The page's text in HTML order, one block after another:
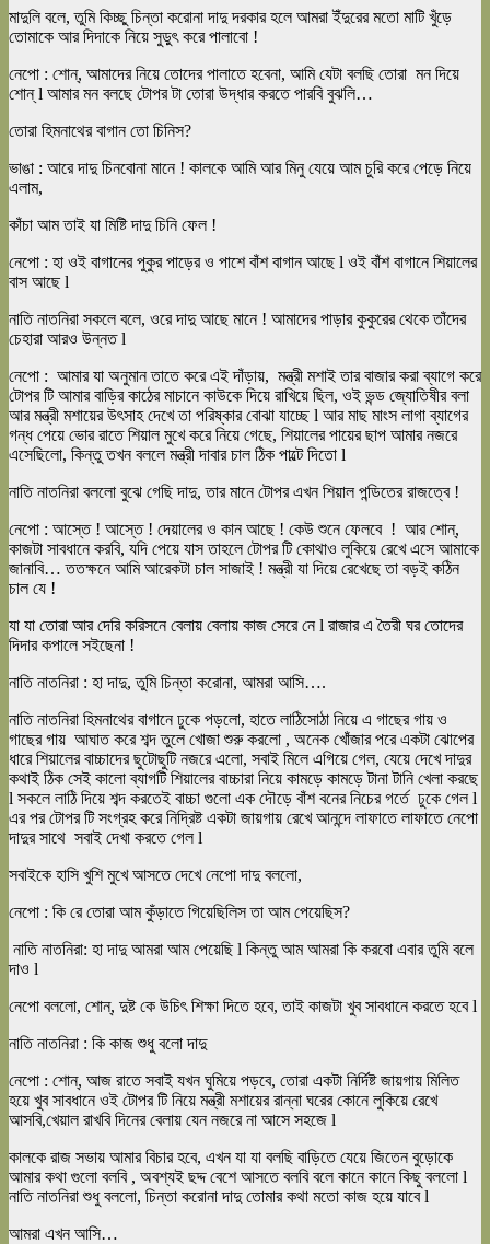
মাদুলি বলে, তুমি কিচ্ছু চিন্তা করোনা দাদু দরকার হলে আমরা ইঁদুরের মতো মাটি খুঁড়ে
তোমাকে আর দিদাকে নিয়ে সুড়ুৎ করে পালাবো !
নেপো : শোন্, আমাদের নিয়ে তোদের পালাতে হবেনা, আমি যেটা বলছি তোরা মন দিয়ে
শোন্ l আমার মন বলছে টোপর টা তোরা উদ্ধার করতে পারবি বুঝলি…
তোরা হিমনাথের বাগান তো চিনিস?
ভাঙা : আরে দাদু চিনবোনা মানে ! কালকে আমি আর মিনু যেয়ে আম চুরি করে পেড়ে নিয়ে
এলাম,
কাঁচা আম তাই যা মিষ্টি দাদু চিনি ফেল !
নেপো : হা ওই বাগানের পুকুর পাড়ের ও পাশে বাঁশ বাগান আছে l ওই বাঁশ বাগানে শিয়ালের
বাস আছে l
নাতি নাতনিরা সকলে বলে, ওরে দাদু আছে মানে ! আমাদের পাড়ার কুকুরের থেকে তাঁদের
চেহারা আরও উন্নত l
নেপো : আমার যা অনুমান তাতে করে এই দাঁড়ায়, মন্ত্রী মশাই তার বাজার করা ব্যাগে করে
টোপর টি আমার বাড়ির কাঠের মাচানে কাউকে দিয়ে রাখিয়ে ছিল, ওই ভন্ড জ্যোতিষীর বলা
আর মন্ত্রী মশায়ের উৎসাহ দেখে তা পরিষ্কার বোঝা যাচ্ছে l আর মাছ মাংস লাগা ব্যাগের
গন্ধ পেয়ে ভোর রাতে শিয়াল মুখে করে নিয়ে গেছে, শিয়ালের পায়ের ছাপ আমার নজরে
এসেছিলো, কিন্তু তখন বললে মন্ত্রী দাবার চাল ঠিক পাল্টে দিতো l
নাতি নাতনিরা বললো বুঝে গেছি দাদু, তার মানে টোপর এখন শিয়াল পন্ডিতের রাজত্বে !
নেপো : আস্তে ! আস্তে ! দেয়ালের ও কান আছে ! কেউ শুনে ফেলবে ! আর শোন্,
কাজটা সাবধানে করবি, যদি পেয়ে যাস তাহলে টোপর টি কোথাও লুকিয়ে রেখে এসে আমাকে
জানাবি… ততক্ষনে আমি আরেকটা চাল সাজাই ! মন্ত্রী যা দিয়ে রেখেছে তা বড়ই কঠিন
চাল যে !
যা যা তোরা আর দেরি করিসনে বেলায় বেলায় কাজ সেরে নে l রাজার এ তৈরী ঘর তোদের
দিদার কপালে সইছেনা !
নাতি নাতনিরা : হা দাদু, তুমি চিন্তা করোনা, আমরা আসি….
নাতি নাতনিরা হিমনাথের বাগানে ঢুকে পড়লো, হাতে লাঠিসোঠা নিয়ে এ গাছের গায় ও
গাছের গায় আঘাত করে শব্দ তুলে খোজা শুরু করলো , অনেক খোঁজার পরে একটা ঝোপের
ধারে শিয়ালের বাচ্চাদের ছুটোছুটি নজরে এলো, সবাই মিলে এগিয়ে গেল, যেয়ে দেখে দাদুর
কথাই ঠিক সেই কালো ব্যাগটি শিয়ালের বাচ্চারা নিয়ে কামড়ে কামড়ে টানা টানি খেলা করছে
l সকলে লাঠি দিয়ে শব্দ করতেই বাচ্চা গুলো এক দৌড়ে বাঁশ বনের নিচের গর্তে ঢুকে গেল l
এর পর টোপর টি সংগ্রহ করে নিদ্রিষ্ট একটা জায়গায় রেখে আনন্দে লাফাতে লাফাতে নেপো
দাদুর সাথে সবাই দেখা করতে গেল l
সবাইকে হাসি খুশি মুখে আসতে দেখে নেপো দাদু বললো,
নেপো : কি রে তোরা আম কুঁড়াতে গিয়েছিলিস তা আম পেয়েছিস?
নাতি নাতনিরা: হা দাদু আমরা আম পেয়েছি l কিন্তু আম আমরা কি করবো এবার তুমি বলে
দাও l
নেপো বললো, শোন্, দুষ্ট কে উচিৎ শিক্ষা দিতে হবে, তাই কাজটা খুব সাবধানে করতে হবে l
নাতি নাতনিরা : কি কাজ শুধু বলো দাদু
নেপো : শোন্, আজ রাতে সবাই যখন ঘুমিয়ে পড়বে, তোরা একটা নির্দিষ্ট জায়গায় মিলিত
হয়ে খুব সাবধানে ওই টোপর টি নিয়ে মন্ত্রী মশায়ের রান্না ঘরের কোনে লুকিয়ে রেখে
আসবি,খেয়াল রাখবি দিনের বেলায় যেন নজরে না আসে সহজে l
কালকে রাজ সভায় আমার বিচার হবে, এখন যা যা বলছি বাড়িতে যেয়ে জিতেন বুড়োকে
আমার কথা গুলো বলবি , অবশ্যই ছদ্দ বেশে আসতে বলবি বলে কানে কানে কিছু বললো l
নাতি নাতনিরা শুধু বললো, চিন্তা করোনা দাদু তোমার কথা মতো কাজ হয়ে যাবে l
আমরা এখন আসি…